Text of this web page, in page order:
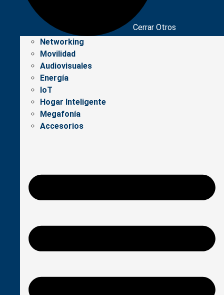
Cerrar Otros
Networking
Movilidad
Audiovisuales
Energía
IoT
Hogar Inteligente
Megafonía
Accesorios